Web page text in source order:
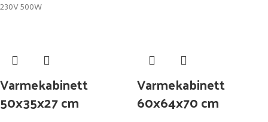
230V 500W
Varmekabinett
50x35x27 cm
Varmekabinett
60x64x70 cm